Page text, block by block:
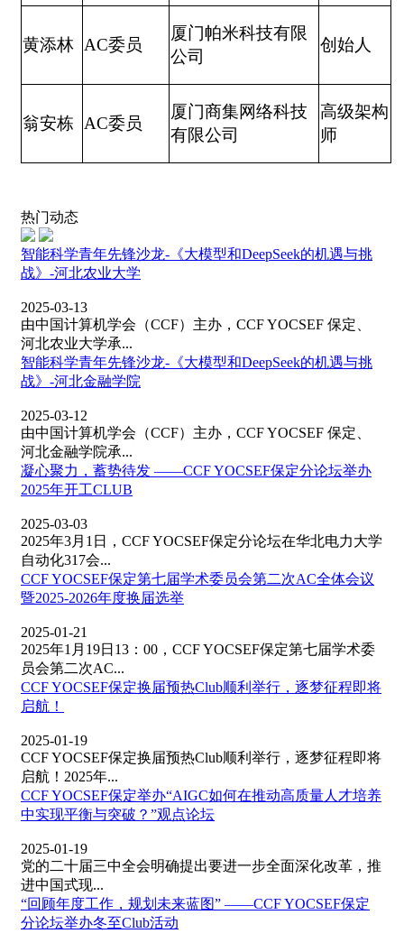
黄添林 AC委员
厦门帕米科技有限
公司
创始人
翁安栋 AC委员
厦门商集网络科技
有限公司
高级架构
师
热门动态
智能科学青年先锋沙龙-《大模型和DeepSeek的机遇与挑
战》-河北农业大学
2025-03-13
由中国计算机学会（CCF）主办，CCF YOCSEF 保定、
河北农业大学承...
智能科学青年先锋沙龙-《大模型和DeepSeek的机遇与挑
战》-河北金融学院
2025-03-12
由中国计算机学会（CCF）主办，CCF YOCSEF 保定、
河北金融学院承...
凝心聚力，蓄势待发 ——CCF YOCSEF保定分论坛举办
2025年开工CLUB
2025-03-03
2025年3月1日，CCF YOCSEF保定分论坛在华北电力大学
自动化317会...
CCF YOCSEF保定第七届学术委员会第二次AC全体会议
暨2025-2026年度换届选举
2025-01-21
2025年1月19日13：00，CCF YOCSEF保定第七届学术委
员会第二次AC...
CCF YOCSEF保定换届预热Club顺利举行，逐梦征程即将
启航！
2025-01-19
CCF YOCSEF保定换届预热Club顺利举行，逐梦征程即将
启航！2025年...
CCF YOCSEF保定举办“AIGC如何在推动高质量人才培养
中实现平衡与突破？”观点论坛
2025-01-19
党的二十届三中全会明确提出要进一步全面深化改革，推
进中国式现...
“回顾年度工作，规划未来蓝图” ——CCF YOCSEF保定
分论坛举办冬至Club活动